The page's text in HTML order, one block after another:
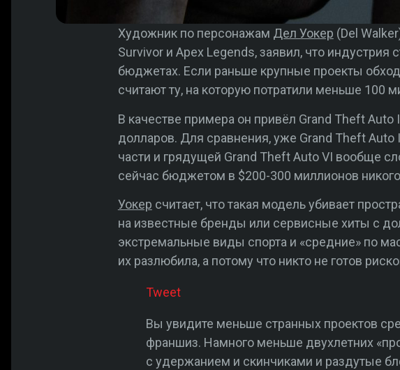
Художник по персонажам Дел Уокер (Del
Survivor и Apex Legends, заявил, что
бюджетах. Если раньше крупные проекты
считают ту, на которую потратили меньше 100
В качестве примера он привёл Grand Theft
долларов. Для сравнения, уже Grand Theft
части и грядущей Grand Theft Auto VI вообще
сейчас бюджетом в $200-300 миллионов
Уокер считает, что такая модель убивает
на известные бренды или сервисные хиты с
экстремальные виды спорта и «средние» по
их разлюбила, а потому что никто не готов
Tweet
Вы увидите меньше странных проектов
франшиз. Намного меньше двухлетних
с удержанием и скинчиками и раздутые